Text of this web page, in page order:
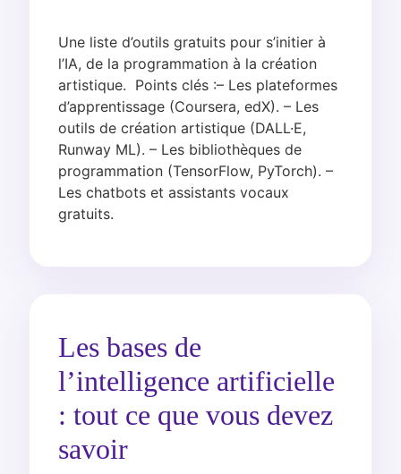
Une liste d’outils gratuits pour s’initier à
l’IA, de la programmation à la création
artistique. Points clés :– Les plateformes
d’apprentissage (Coursera, edX). – Les
outils de création artistique (DALL·E,
Runway ML). – Les bibliothèques de
programmation (TensorFlow, PyTorch). –
Les chatbots et assistants vocaux
gratuits.
Les bases de
l’intelligence artificielle
: tout ce que vous devez
savoir